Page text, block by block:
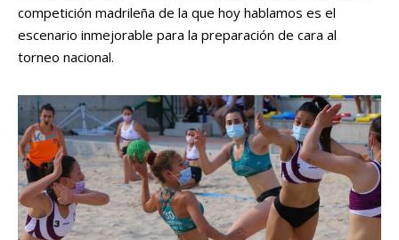
competición madrileña de la que hoy hablamos es el
escenario inmejorable para la preparación de cara al
torneo nacional.